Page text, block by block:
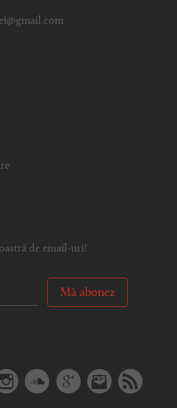
de email-uri!
Mă abonez